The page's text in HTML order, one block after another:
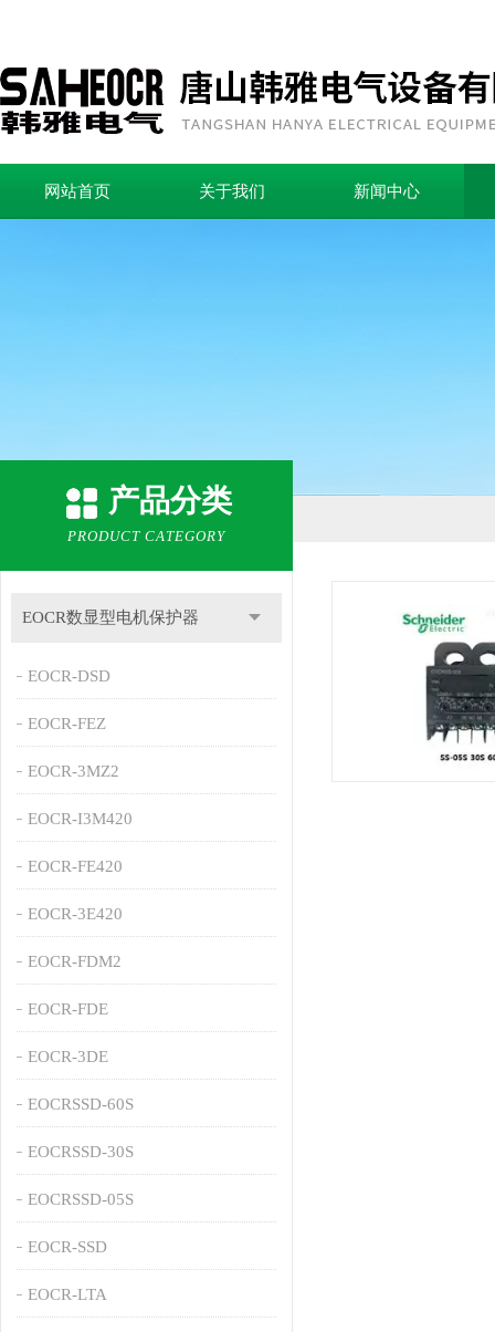
网站首页 关于我们 新闻中心
产品分类
PRODUCT CATEGORY
EOCR数显型电机保护器
EOCR-DSD
EOCR-FEZ
EOCR-3MZ2
EOCR-I3M420
EOCR-FE420
EOCR-3E420
EOCR-FDM2
EOCR-FDE
EOCR-3DE
EOCRSSD-60S
EOCRSSD-30S
EOCRSSD-05S
EOCR-SSD
EOCR-LTA